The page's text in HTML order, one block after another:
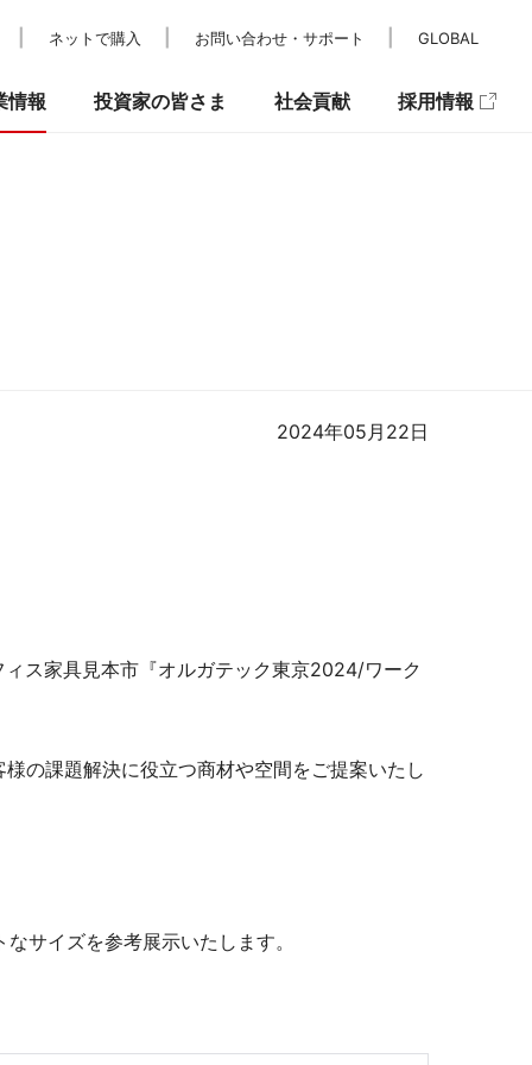
2024年05月22日
ス家具見本市『オルガテック東京2024/ワーク
の課題解決に役立つ商材や空間をご提案いたし
サイズを参考展示いたします。
ネットで購入 お問い合わせ・サポート GLOBAL
情報 投資家の皆さま 社会貢献 採用情報